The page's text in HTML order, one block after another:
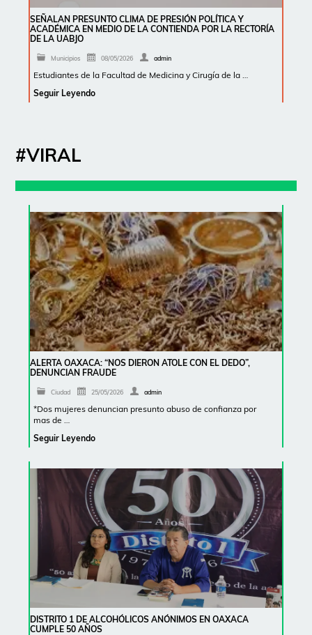
SEÑALAN PRESUNTO CLIMA DE PRESIÓN POLÍTICA Y
ACADÉMICA EN MEDIO DE LA CONTIENDA POR LA RECTORÍA
DE LA UABJO
Municipios 08/05/2026 admin
Estudiantes de la Facultad de Medicina y Cirugía de la …
Seguir Leyendo
#VIRAL
ALERTA OAXACA: “NOS DIERON ATOLE CON EL DEDO”,
DENUNCIAN FRAUDE
Ciudad 25/05/2026 admin
*Dos mujeres denuncian presunto abuso de confianza por
mas de …
Seguir Leyendo
DISTRITO 1 DE ALCOHÓLICOS ANÓNIMOS EN OAXACA
CUMPLE 50 AÑOS